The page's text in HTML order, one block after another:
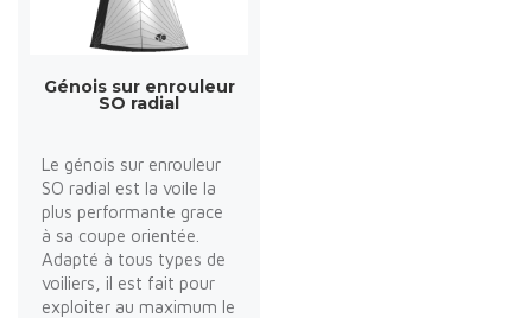
Génois sur enrouleur
SO radial
Le génois sur enrouleur
SO radial est la voile la
plus performante grace
à sa coupe orientée.
Adapté à tous types de
voiliers, il est fait pour
exploiter au maximum le